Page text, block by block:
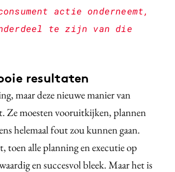
actie onderneemt,
te zijn van die
resultaten
maar deze nieuwe manier van
Ze moesten vooruitkijken, plannen
helemaal fout zou kunnen gaan.
toen alle planning en executie op
en succesvol bleek. Maar het is